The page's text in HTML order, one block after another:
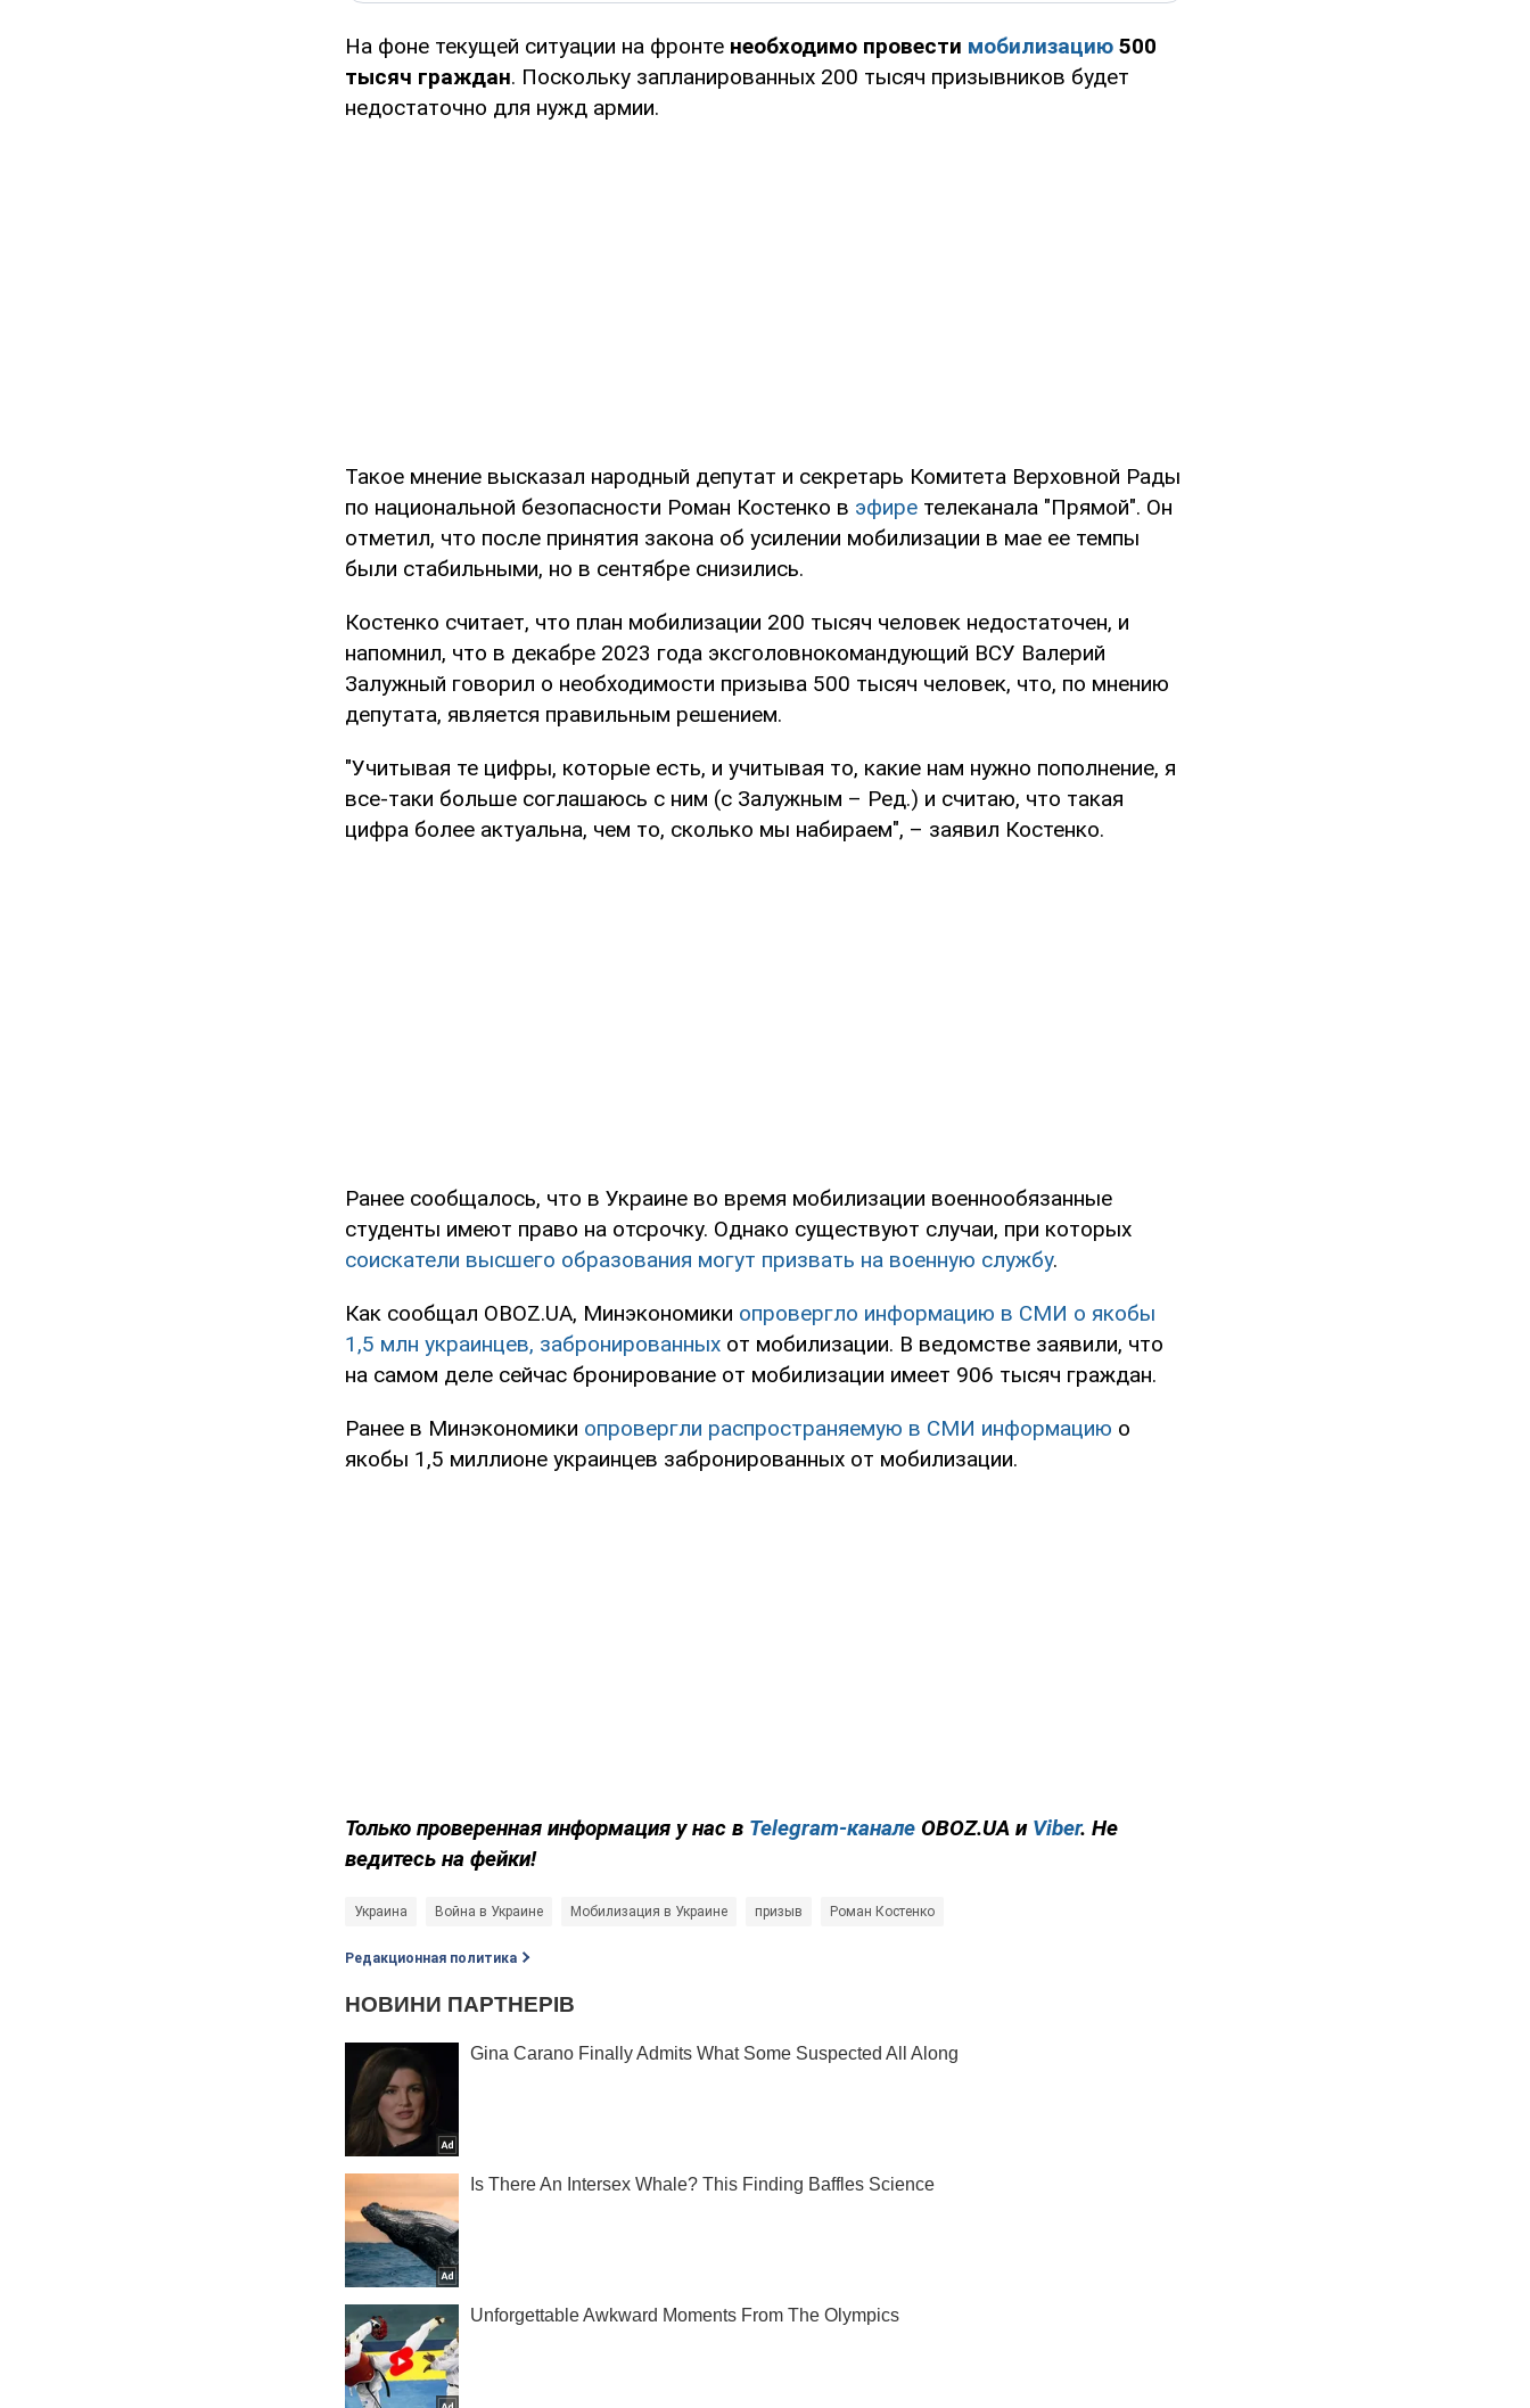
На фоне текущей ситуации на фронте необходимо провести мобилизацию 500
тысяч граждан. Поскольку запланированных 200 тысяч призывников будет
недостаточно для нужд армии.
Такое мнение высказал народный депутат и секретарь Комитета Верховной Рады
по национальной безопасности Роман Костенко в эфире телеканала "Прямой". Он
отметил, что после принятия закона об усилении мобилизации в мае ее темпы
были стабильными, но в сентябре снизились.
Костенко считает, что план мобилизации 200 тысяч человек недостаточен, и
напомнил, что в декабре 2023 года эксголовнокомандующий ВСУ Валерий
Залужный говорил о необходимости призыва 500 тысяч человек, что, по мнению
депутата, является правильным решением.
"Учитывая те цифры, которые есть, и учитывая то, какие нам нужно пополнение, я
все-таки больше соглашаюсь с ним (с Залужным – Ред.) и считаю, что такая
цифра более актуальна, чем то, сколько мы набираем", – заявил Костенко.
Ранее сообщалось, что в Украине во время мобилизации военнообязанные
студенты имеют право на отсрочку. Однако существуют случаи, при которых
соискатели высшего образования могут призвать на военную службу.
Как сообщал OBOZ.UA, Минэкономики опровергло информацию в СМИ о якобы
1,5 млн украинцев, забронированных от мобилизации. В ведомстве заявили, что
на самом деле сейчас бронирование от мобилизации имеет 906 тысяч граждан.
Ранее в Минэкономики опровергли распространяемую в СМИ информацию о
якобы 1,5 миллионе украинцев забронированных от мобилизации.
Только проверенная информация у нас в Telegram-канале OBOZ.UA и Viber. Не
ведитесь на фейки!
Украина Война в Украине Мобилизация в Украине призыв Роман Костенко
Редакционная политика